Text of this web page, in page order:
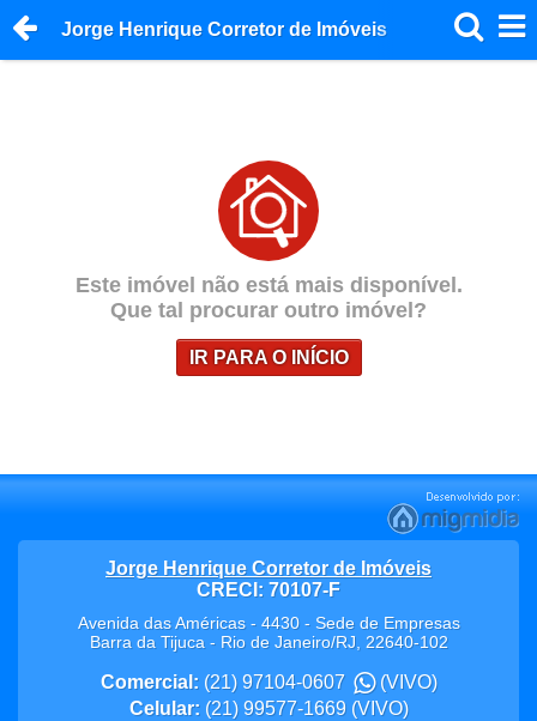
Jorge Henrique Corretor de Imóveis
Este imóvel não está mais disponível.
Que tal procurar outro imóvel?
IR PARA O INÍCIO
Jorge Henrique Corretor de Imóveis
CRECI: 70107-F
Avenida das Américas - 4430 - Sede de Empresas
Barra da Tijuca- Rio de Janeiro/RJ, 22640-102
Comercial: (21) 97104-0607
(VIVO)
Celular: (21) 99577-1669(VIVO)